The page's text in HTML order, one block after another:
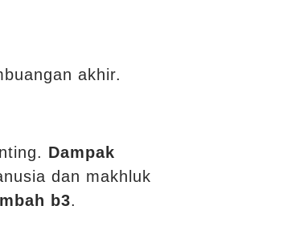
akhir.
Dampak
dan makhluk
b3.